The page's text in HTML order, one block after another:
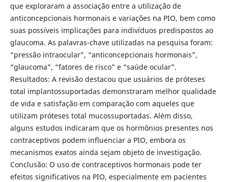
que exploraram a associação entre a utilização de
anticoncepcionais hormonais e variações na PIO, bem como
suas possíveis implicações para indivíduos predispostos ao
glaucoma. As palavras-chave utilizadas na pesquisa foram:
“pressão intraocular”, “anticoncepcionais hormonais”,
“glaucoma”, “fatores de risco” e “saúde ocular”.
Resultados: A revisão destacou que usuários de próteses
total implantossuportadas demonstraram melhor qualidade
de vida e satisfação em comparação com aqueles que
utilizam próteses total mucossuportadas. Além disso,
alguns estudos indicaram que os hormônios presentes nos
contraceptivos podem influenciar a PIO, embora os
mecanismos exatos ainda sejam objeto de investigação.
Conclusão: O uso de contraceptivos hormonais pode ter
efeitos significativos na PIO, especialmente em pacientes